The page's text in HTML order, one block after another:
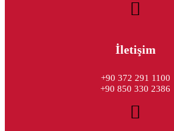
İletişim
+90 372 291 1100
+90 850 330 2386